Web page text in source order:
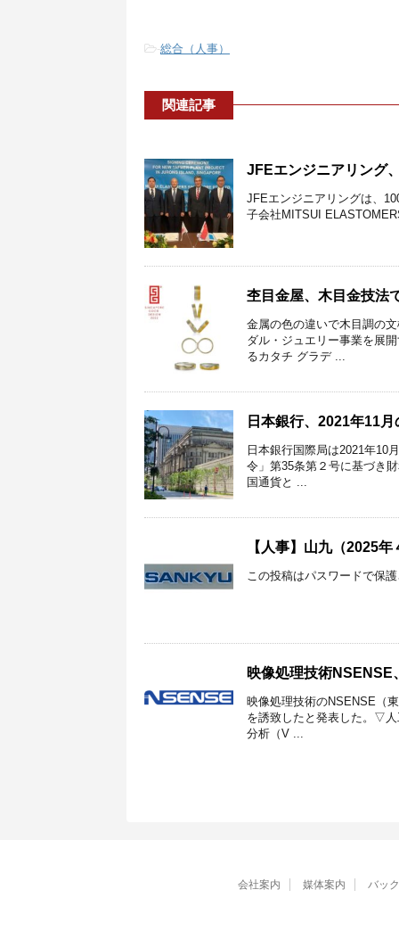
-総合（人事）
関連記事
JFEエンジニアリング
JFEエンジニアリングは、
子会社MITSUI
杢目金屋、木目金技法
金属の色の違いで木目調の
ダル・ジュエリー事業を展
るカタチ グラデ ...
日本銀行、2021年11
日本銀行国際局は2021年10
令」第35条第２号に基づき
国通貨と ...
【人事】山九（2025
この投稿はパスワードで保
映像処理技術NSENSE
映像処理技術のNSENSE（
を誘致したと発表した。▽
分析（V ...
会社案内 媒体案内 バッ